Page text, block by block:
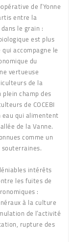
de l’Yonne
entre la
le grain :
est plus
accompagne le
du
vertueuse
de la
champ des
de COCEBI
qui alimentent
de la Vanne.
comme un
intérêts
les fuites de
:
à la culture
de l’activité
rupture des